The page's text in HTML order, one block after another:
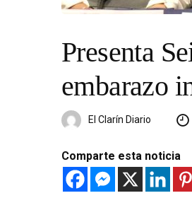
Presenta
embarazo
El Clarín Diario
Comparte esta noticia